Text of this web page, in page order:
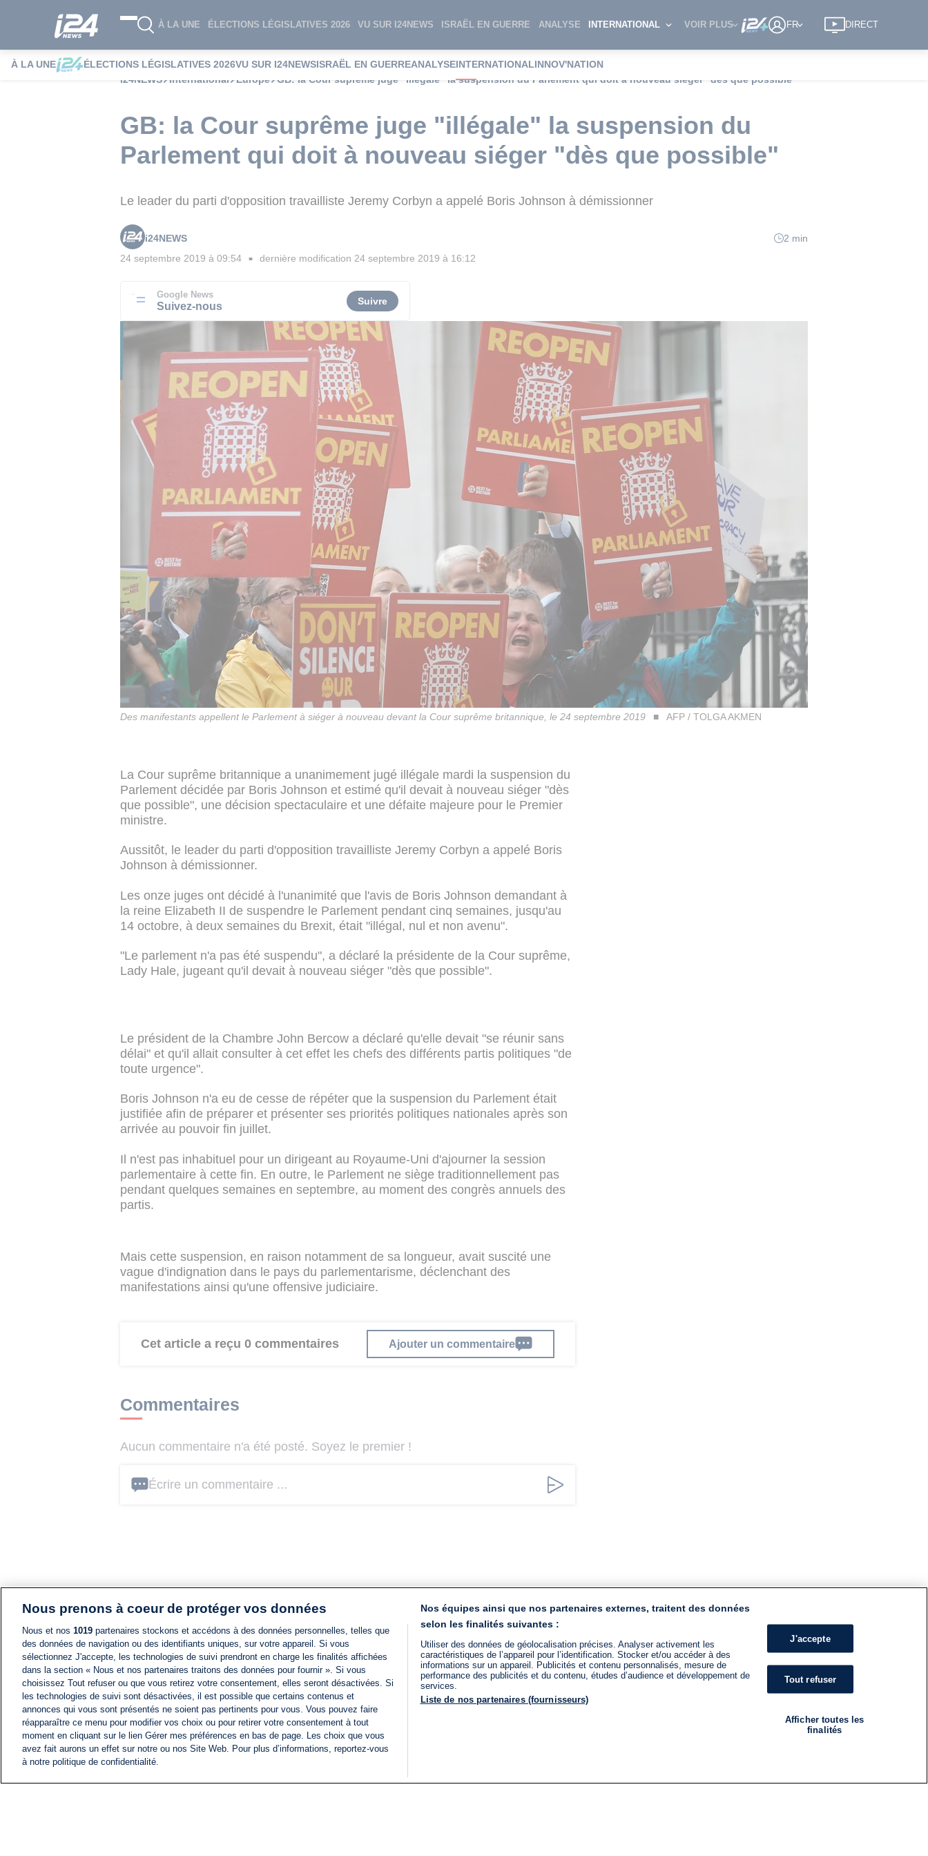
À LA UNE ÉLECTIONS LÉGISLATIVES 2026 VU SUR I24NEWS ISRAËL EN GUERRE ANALYSE INTERNATIONAL VOIR PLUS FR DIRECT
À LA UNE ÉLECTIONS LÉGISLATIVES 2026VU SUR I24NEWSISRAËL EN GUERREANALYSEINTERNATIONALINNOV'NATION
i24NEWS
International Europe GB: la Cour suprême juge "illégale" la suspension du Parlement qui doit à nouveau siéger "dès que possible"
GB: la Cour suprême juge "illégale" la suspension du
Parlement qui doit à nouveau siéger "dès que possible"
Le leader du parti d'opposition travailliste Jeremy Corbyn a appelé Boris Johnson à démissionner
i24NEWS
2 min
24 septembre 2019 à 09:54 ■ dernière modification 24 septembre 2019 à 16:12
Google News
Suivez-nous Suivre
Des manifestants appellent le Parlement à siéger à nouveau devant la Cour suprême britannique, le 24 septembre 2019 AFP / TOLGA AKMEN
La Cour suprême britannique a unanimement jugé illégale mardi la suspension du
Parlement décidée par Boris Johnson et estimé qu'il devait à nouveau siéger "dès
que possible", une décision spectaculaire et une défaite majeure pour le Premier
ministre.
Aussitôt, le leader du parti d'opposition travailliste Jeremy Corbyn a appelé Boris
Johnson à démissionner.
Les onze juges ont décidé à l'unanimité que l'avis de Boris Johnson demandant à
la reine Elizabeth II de suspendre le Parlement pendant cinq semaines, jusqu'au
14 octobre, à deux semaines du Brexit, était "illégal, nul et non avenu".
"Le parlement n'a pas été suspendu", a déclaré la présidente de la Cour suprême,
Lady Hale, jugeant qu'il devait à nouveau siéger "dès que possible".
Le président de la Chambre John Bercow a déclaré qu'elle devait "se réunir sans
délai" et qu'il allait consulter à cet effet les chefs des différents partis politiques "de
toute urgence".
Boris Johnson n'a eu de cesse de répéter que la suspension du Parlement était
justifiée afin de préparer et présenter ses priorités politiques nationales après son
arrivée au pouvoir fin juillet.
Il n'est pas inhabituel pour un dirigeant au Royaume-Uni d'ajourner la session
parlementaire à cette fin. En outre, le Parlement ne siège traditionnellement pas
pendant quelques semaines en septembre, au moment des congrès annuels des
partis.
Mais cette suspension, en raison notamment de sa longueur, avait suscité une
vague d'indignation dans le pays du parlementarisme, déclenchant des
manifestations ainsi qu'une offensive judiciaire.
Cet article a reçu 0 commentaires Ajouter un commentaire
Commentaires
Aucun commentaire n'a été posté. Soyez le premier !
Écrire un commentaire ...
Nous prenons à coeur de protéger vos données
Nous et nos 1019 partenaires stockons et accédons à des données personnelles, telles que
des données de navigation ou des identifiants uniques, sur votre appareil. Si vous
sélectionnez J'accepte, les technologies de suivi prendront en charge les finalités affichées
dans la section « Nous et nos partenaires traitons des données pour fournir ». Si vous
choisissez Tout refuser ou que vous retirez votre consentement, elles seront désactivées. Si
les technologies de suivi sont désactivées, il est possible que certains contenus et
annonces qui vous sont présentés ne soient pas pertinents pour vous. Vous pouvez faire
réapparaître ce menu pour modifier vos choix ou pour retirer votre consentement à tout
moment en cliquant sur le lien Gérer mes préférences en bas de page. Les choix que vous
avez fait aurons un effet sur notre ou nos Site Web. Pour plus d’informations, reportez-vous
à notre politique de confidentialité.
Nos équipes ainsi que nos partenaires externes, traitent des données
selon les finalités suivantes :
Utiliser des données de géolocalisation précises. Analyser activement les
caractéristiques de l’appareil pour l’identification. Stocker et/ou accéder à des
informations sur un appareil. Publicités et contenu personnalisés, mesure de
performance des publicités et du contenu, études d’audience et développement de
services.
Liste de nos partenaires (fournisseurs)
J'accepte
Tout refuser
Afficher toutes les
finalités